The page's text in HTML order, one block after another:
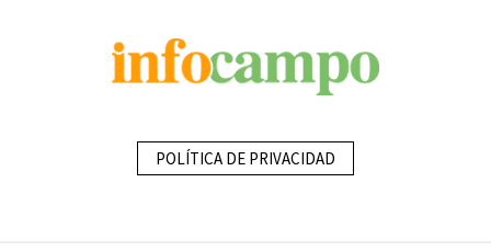
POLÍTICA DE PRIVACIDAD